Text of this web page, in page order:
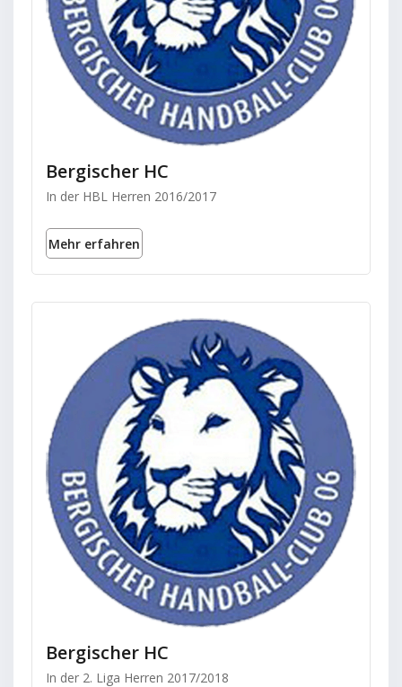
Bergischer HC
In der HBL Herren 2016/2017
Mehr erfahren
Bergischer HC
In der 2. Liga Herren 2017/2018